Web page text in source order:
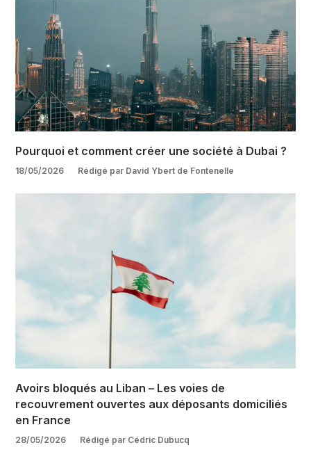
Avoirs bloqués au Liban – Les voies de
recouvrement ouvertes aux déposants domiciliés
en France
28/05/2026 Rédigé par Cédric Dubucq
Pourquoi et comment créer une société à Dubai ?
18/05/2026 Rédigé par David Ybert de Fontenelle